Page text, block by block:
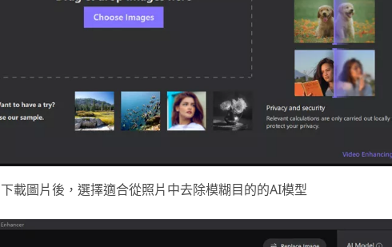
下載圖片後，選擇適合從照片中去除模糊目的的AI模型